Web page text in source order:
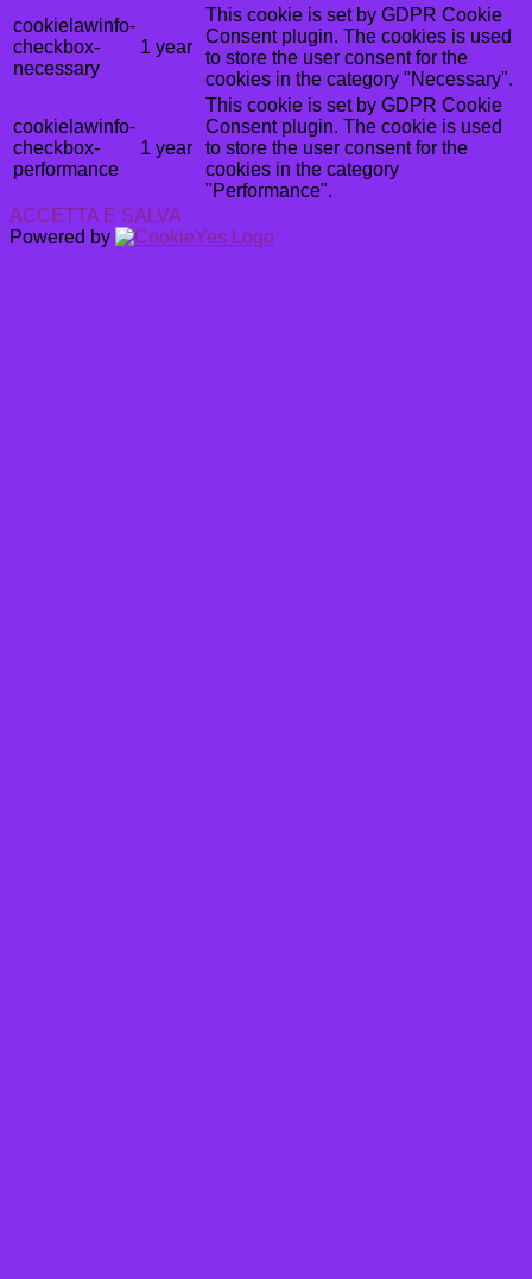
cookielawinfo-
checkbox-
necessary
1 year
This cookie is set by GDPR Cookie
Consent plugin. The cookies is used
to store the user consent for the
cookies in the category "Necessary".
cookielawinfo-
checkbox-
performance
1 year
This cookie is set by GDPR Cookie
Consent plugin. The cookie is used
to store the user consent for the
cookies in the category
"Performance".
ACCETTA E SALVA
Powered by